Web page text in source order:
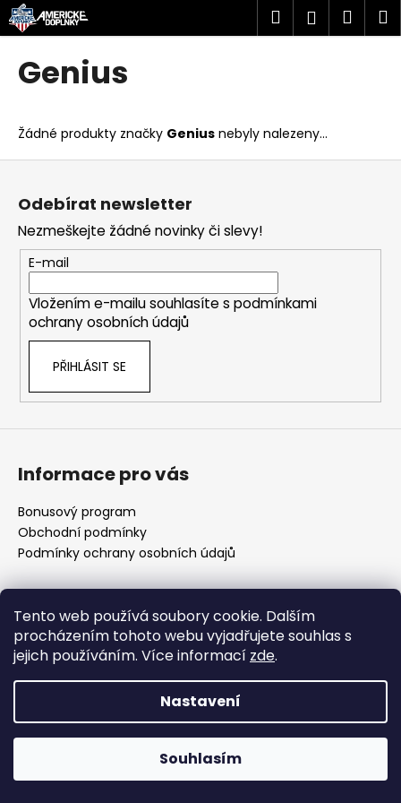
Tento web používá soubory cookie. Dalším
procházením tohoto webu vyjadřujete souhlas s
jejich používáním. Více informací zde.
Nastavení
Souhlasím
Přejít
na
obsah
Hledat
Genius
Žádné produkty značky Genius nebyly nalezeny...
K
o
o
p
o
t
ř
e
b
e
n
a
í
?
HLEDAT
D
p
u
Z
Odebírat newsletter
Nezmeškejte žádné novinky či slevy!
E-mail
Vložením e-mailu souhlasíte s podmínkami
ochrany osobních údajů
PŘIHLÁSIT SE
Informace pro vás
Bonusový program
Obchodní podmínky
Podmínky ochrany osobních údajů
Vytvořil Shoptet Premium
Copyright 2026Americké doplnky. Všechna práva
vyhrazena.